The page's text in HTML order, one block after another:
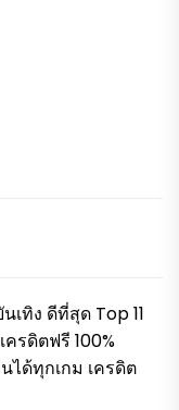
เทิง ดีที่สุด Top 11
รดิตฟรี 100%
ได้ทุกเกม เครดิต